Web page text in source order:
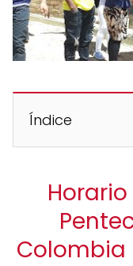
Índice
Colombia